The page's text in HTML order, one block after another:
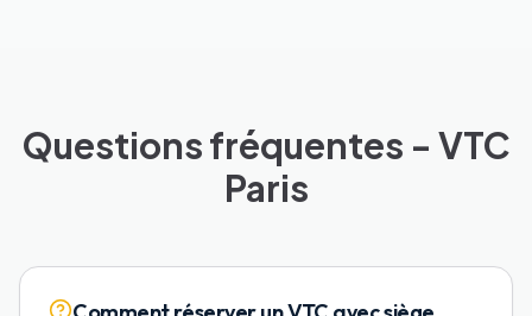
Questions fréquentes - VTC
Paris